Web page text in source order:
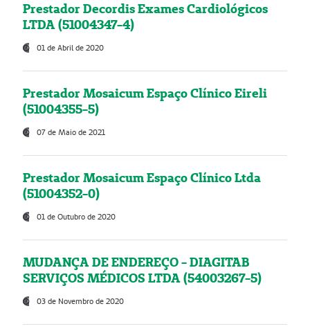
Prestador Decordis Exames Cardiológicos
LTDA (51004347-4)
01 de Abril de 2020
Prestador Mosaicum Espaço Clínico Eireli
(51004355-5)
07 de Maio de 2021
Prestador Mosaicum Espaço Clínico Ltda
(51004352-0)
01 de Outubro de 2020
MUDANÇA DE ENDEREÇO - DIAGITAB
SERVIÇOS MÉDICOS LTDA (54003267-5)
03 de Novembro de 2020